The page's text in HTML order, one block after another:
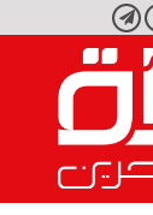
انستجرامتليجرام